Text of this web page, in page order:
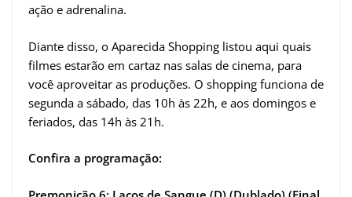
ação e adrenalina.
Diante disso, o Aparecida Shopping listou aqui quais
filmes estarão em cartaz nas salas de cinema, para
você aproveitar as produções. O shopping funciona de
segunda a sábado, das 10h às 22h, e aos domingos e
feriados, das 14h às 21h.
Confira a programação: